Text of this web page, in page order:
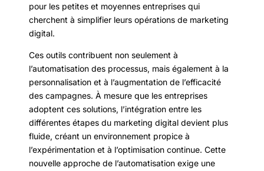
pour les petites et moyennes entreprises qui
cherchent à simplifier leurs opérations de marketing
digital.
Ces outils contribuent non seulement à
l’automatisation des processus, mais également à la
personnalisation et à l’augmentation de l’efficacité
des campagnes. À mesure que les entreprises
adoptent ces solutions, l’intégration entre les
différentes étapes du marketing digital devient plus
fluide, créant un environnement propice à
l’expérimentation et à l’optimisation continue. Cette
nouvelle approche de l’automatisation exige une